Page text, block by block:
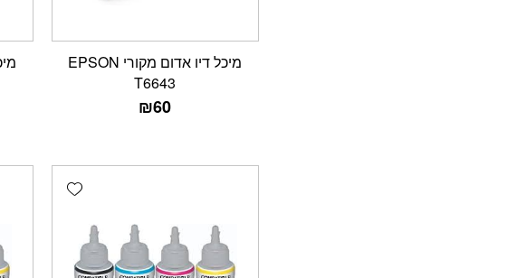
מיכל דיו אדום מקורי EPSON
T6643
₪60
Add wishlist